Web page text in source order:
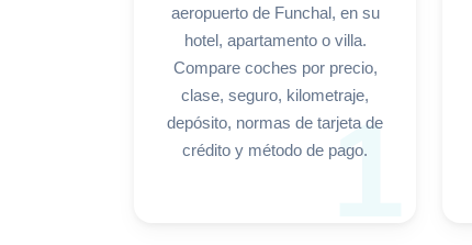
1
aeropuerto de Funchal, en su
hotel, apartamento o villa.
Compare coches por precio,
clase, seguro, kilometraje,
depósito, normas de tarjeta de
crédito y método de pago.